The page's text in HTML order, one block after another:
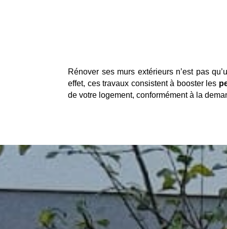
Rénover ses murs extérieurs n’est pas
effet, ces travaux consistent à booster les
de votre logement, conformément à la